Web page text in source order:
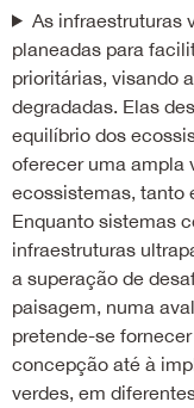
As infraestruturas
planeadas para
prioritárias, visando
degradadas. Elas
equilíbrio dos
oferecer uma ampla
ecossistemas, tanto
Enquanto sistemas
infraestruturas
a superação de
paisagem, numa
pretende-se
concepção até à
verdes, em